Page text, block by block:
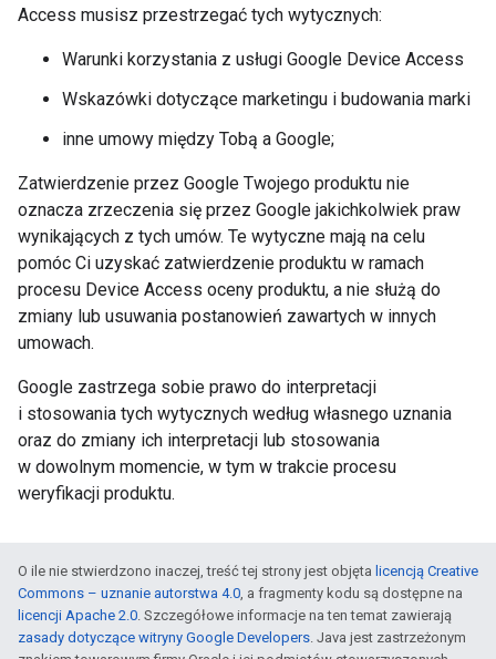
Access musisz przestrzegać tych wytycznych:
Warunki korzystania z usługi Google Device Access
Wskazówki dotyczące marketingu i budowania marki
inne umowy między Tobą a Google;
Zatwierdzenie przez Google Twojego produktu nie
oznacza zrzeczenia się przez Google jakichkolwiek praw
wynikających z tych umów. Te wytyczne mają na celu
pomóc Ci uzyskać zatwierdzenie produktu w ramach
procesu Device Access oceny produktu, a nie służą do
zmiany lub usuwania postanowień zawartych w innych
umowach.
Google zastrzega sobie prawo do interpretacji
i stosowania tych wytycznych według własnego uznania
oraz do zmiany ich interpretacji lub stosowania
w dowolnym momencie, w tym w trakcie procesu
weryfikacji produktu.
O ile nie stwierdzono inaczej, treść tej strony jest objęta licencją Creative
Commons – uznanie autorstwa 4.0, a fragmenty kodu są dostępne na
licencji Apache 2.0. Szczegółowe informacje na ten temat zawierają
zasady dotyczące witryny Google Developers. Java jest zastrzeżonym